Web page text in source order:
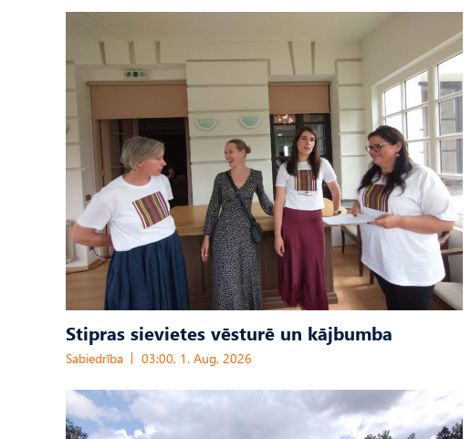
Stipras sievietes vēsturē un kājbumba
Sabiedrība 03:00, 1. Aug, 2026